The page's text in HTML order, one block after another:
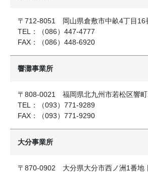
〒712-8051 岡山県倉敷市中畝4丁目16
TEL：（086）447-4777
FAX：（086）448-6920
響灘事業所
〒808-0021 福岡県北九州市若松区響
TEL：（093）771-9289
FAX：（093）771-9290
⼤分事業所
〒870-0902 ⼤分県⼤分市⻄ノ洲1番地